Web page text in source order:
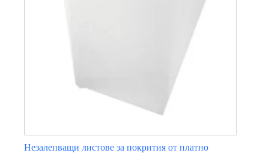
Незалепващи листове за покрития от платно